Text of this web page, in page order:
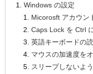
Windows の設定
Micorosft アカウン
Caps Lock を Ctrl
英語キーボードの
マウスの加速度を
スリープしないよ